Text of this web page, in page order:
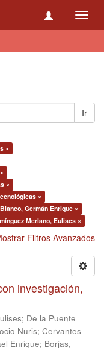
Ir
×
×
×
Germán Enrique ×
Merlano, Eulises ×
Filtros Avanzados
investigación,
; De la Puente
Nuris; Cervantes
Enrique; Borjas,